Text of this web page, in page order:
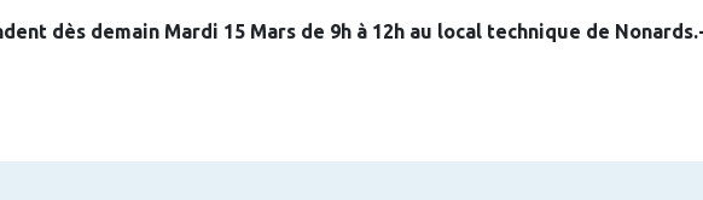
dès demain Mardi 15 Mars de 9h à 12h au local technique de